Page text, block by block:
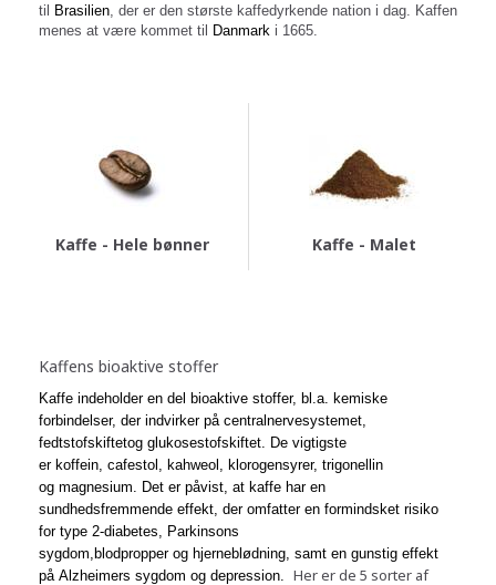
til Brasilien , der er den største kaffedyrkende nation i dag. Kaffen
menes at være kommet til Danmark i 1665.
Kaffe - Hele bønner Kaffe - Malet
Kaffens bioaktive stoffer
Kaffe indeholder en del bioaktive stoffer, bl.a. kemiske
forbindelser, der indvirker på centralnervesystemet
fedtstofskiftetog glukosestofskiftet . De vigtigste
er koffein cafestol , kahweol, klorogensyrer, trigonellin
og magnesium . Det er påvist, at kaffe har en
sundhedsfremmende effekt, der omfatter en formindsket risiko
for type 2-diabetes
Parkinsons
sygdom blodpropperog hjerneblødning , samt en gunstig effekt
på Alzheimers sygdom og depression
Her er de 5 sorter af